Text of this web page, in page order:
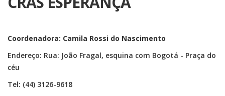
Coordenadora: Camila Rossi do Nascimento
Endereço: Rua: João Fragal, esquina com Bogotá - Praça do
céu
Tel: (44) 3126-9618